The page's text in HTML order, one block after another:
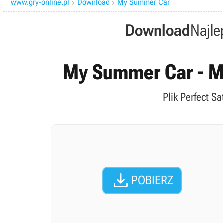
www.gry-online.pl  Download  My Summer Car
Download
My Summer Car -
Plik Perfect
 POBIERZ